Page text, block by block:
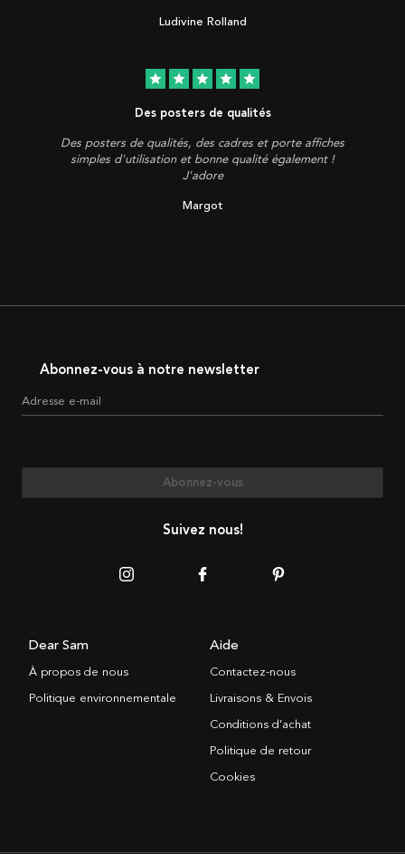
Ludivine Rolland
star star star star star
Des posters de qualités
Des posters de qualités, des cadres et porte affiches
simples d'utilisation et bonne qualité également !
J'adore
Margot
Abonnez-vous à notre newsletter
Adresse e-mail
Abonnez-vous
Suivez nous!
Dear Sam
À propos de nous
Politique environnementale
Aide
Contactez-nous
Livraisons & Envois
Conditions d’achat
Politique de retour
Cookies